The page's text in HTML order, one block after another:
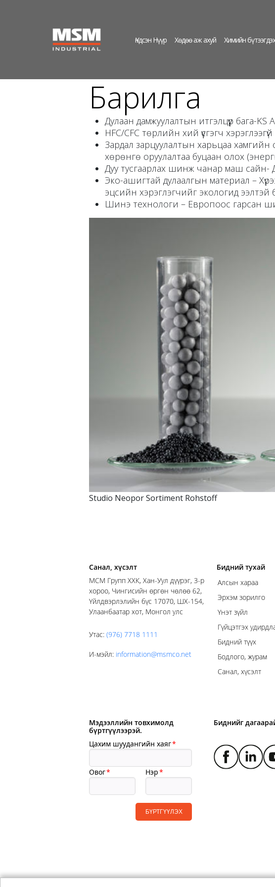
Үндсэн Нүүр Хөдөө аж ахуй Химийн
Барилга
Дулаан дамжуулалтын итгэлцүүр бага-
HFC/CFC төрлийн хий үүсгэгч
Зардал зарцуулалтын харьцаа хамгийн
хөрөнгө оруулалтаа буцаан олох
Дуу тусгаарлах шинж чанар маш сайн-
Эко-ашигтай дулаалгын материал –
эцсийн хэрэглэгчийг
Шинэ технологи – Европоос гарсан
Studio Neopor Sortiment Rohstoff
Санал, хүсэлт
MСM Групп ХХК, Хан-Уул дүүрэг, 3-р
хороо, Чингисийн өргөн чөлөө 62,
Үйлдвэрлэлийн бүс 17070, ШХ-154,
Улаанбаатар хот, Монгол улс
Утас: (976) 7718 1111
И-мэйл: information@msmco.net
Бидний тухай
Алсын хараа
Эрхэм зорилго
Үнэт зүйл
Гүйцэтгэх
Бидний түүх
Бодлого, журам
Санал, хүсэлт
Мэдээллийн товхимолд
бүртгүүлээрэй.
Биднийг